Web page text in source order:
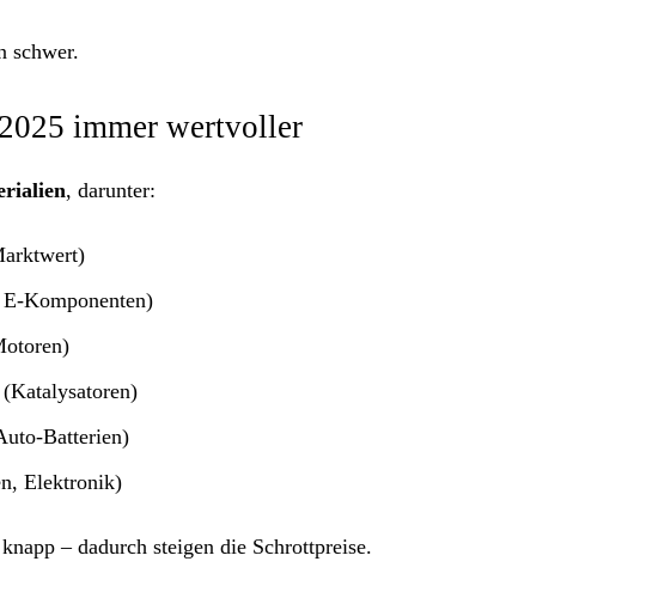
schwer.
immer wertvoller
, darunter:
Komponenten)
(Katalysatoren)
Batterien)
Elektronik)
– dadurch steigen die Schrottpreise.